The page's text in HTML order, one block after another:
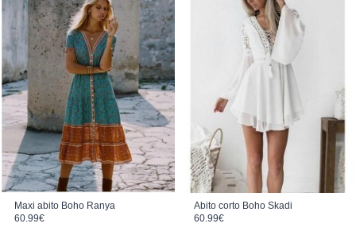
Maxi abito Boho Ranya
60.99€
Abito corto Boho Skadi
60.99€